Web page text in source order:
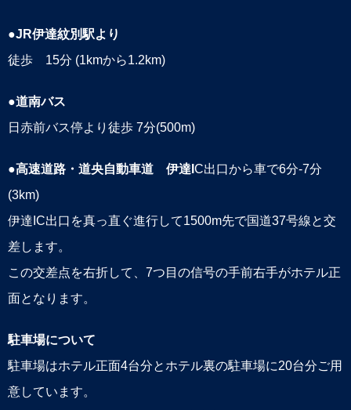
●JR伊達紋別駅より
徒歩 15分 (1kmから1.2km)
●道南バス
日赤前バス停より徒歩 7分(500m)
●高速道路・道央自動車道 伊達I C出口から車で6分-7分
(3km)
伊達IC出口を真っ直ぐ進行して1500m先で国道37号線と交
差します。
この交差点を右折して、7つ目の信号の手前右手がホテル正
面となります。
駐車場について
駐車場はホテル正面4台分とホテル裏の駐車場に20台分ご用
意しています。